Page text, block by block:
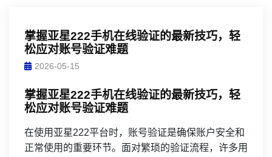
掌握亚星222手机在线验证的最新技巧，轻
松应对账号验证难题
2026-05-15
掌握亚星222手机在线验证的最新技巧，轻
松应对账号验证难题
在使用亚星222平台时，账号验证是确保账户安全和
正常使用的重要环节。面对繁琐的验证流程，许多用